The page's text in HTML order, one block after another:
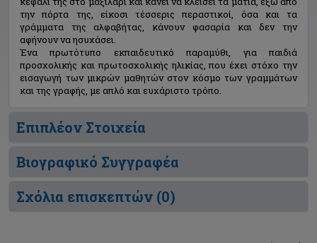
την πόρτα της, είκοσι τέσσερις περαστικοί, όσα και τα
γράμματα της αλφαβήτας, κάνουν φασαρία και δεν την
αφήνουν να ησυχάσει.
Ένα πρωτότυπο εκπαιδευτικό παραμύθι, για παιδιά
προσχολικής και πρωτοσχολικής ηλικίας, που έχει στόχο την
εισαγωγή των μικρών μαθητών στον κόσμο των γραμμάτων
και της γραφής, με απλό και ευχάριστο τρόπο.
Επιπλέον Στοιχεία
Βιογραφικό Συγγραφέα
Σχόλια επισκεπτών (0)